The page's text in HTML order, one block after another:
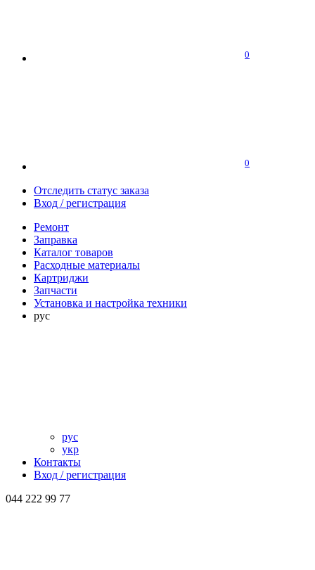
0
0
Отследить статус заказа
Вход / регистрация
Ремонт
Заправка
Каталог товаров
Расходные материалы
Картриджи
Запчасти
Установка и настройка техники
рус
рус
укр
Контакты
Вход / регистрация
044 222 99 77